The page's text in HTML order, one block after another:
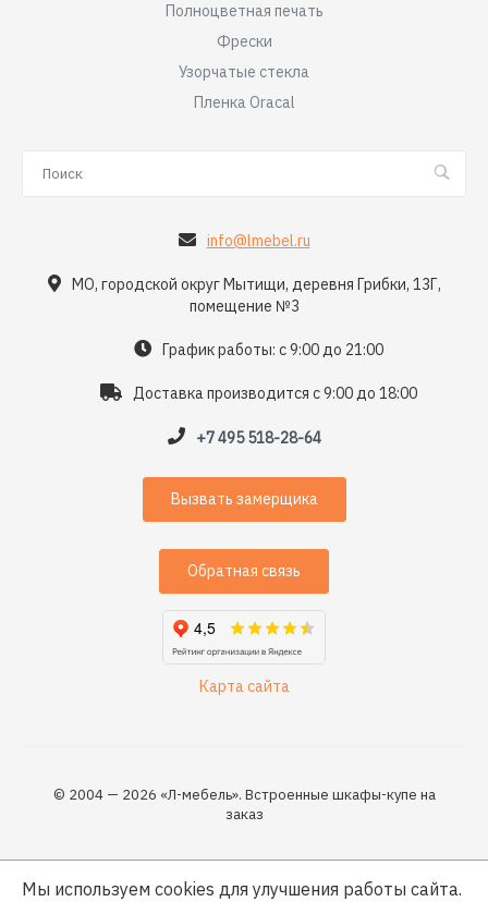
Полноцветная печать
Фрески
Узорчатые стекла
Пленка Oracal
info@lmebel.ru
МО, городской округ Мытищи, деревня Грибки, 13Г,
помещение №3
График работы: с 9:00 до 21:00
Доставка производится с 9:00 до 18:00
+7 495 518-28-64
Вызвать замерщика
Обратная связь
Карта сайта
© 2004 — 2026 «Л-мебель». Встроенные шкафы-купе на
заказ
Мы используем cookies для улучшения работы сайта.